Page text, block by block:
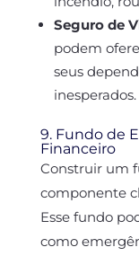
Seguro de
podem
seus
inesperados.
9. Fundo de
Financeiro
Construir um
componente
Esse fundo
como